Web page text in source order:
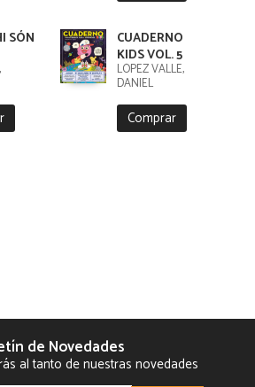
SÓN
CUADERNO
KIDS VOL. 5
LÓPEZ VALLE,
DANIEL
Comprar
de Novedades
al tanto de nuestras novedades